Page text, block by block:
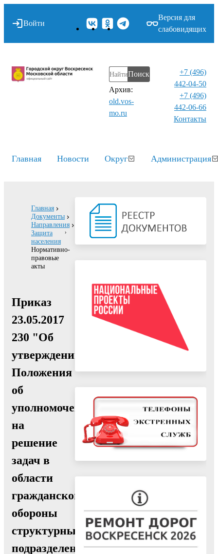
Войти
Версия для
слабовидящих
Поиск
Архив:
old.vos-
mo.ru
+7 (496)
442-04-50
+7 (496)
442-06-66
Контакты⁠
Главная Новости Округ Администрация
Главная
Документы
Направления
Защита
населения
Нормативно-
правовые
акты
Приказ
23.05.2017
230 "Об
утверждении
Положения
об
уполномоченных
на
решение
задач в
области
гражданской
обороны
структурных
подразделениях